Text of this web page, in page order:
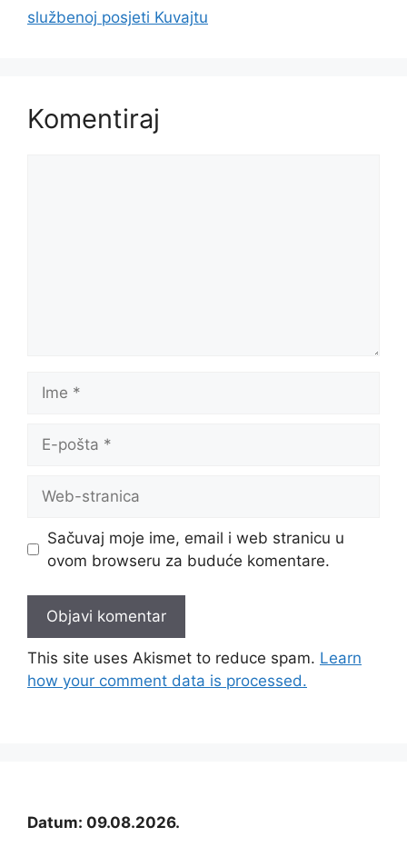
službenoj posjeti Kuvajtu
Komentiraj
pošta
stranica
Sačuvaj moje ime, email i web stranicu u
ovom browseru za buduće komentare.
This site uses Akismet to reduce spam. Learn
how your comment data is processed.
Datum: 09.08.2026.